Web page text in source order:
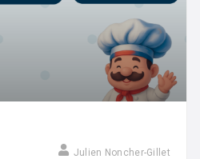
Julien Noncher-Gillet